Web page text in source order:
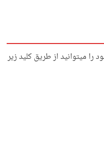
را میتوانید از طریق کلید زیر